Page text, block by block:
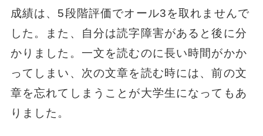
成績は、5段階評価でオール3を取れませんで
した。また、自分は読字障害があると後に分
かりました。一文を読むのに長い時間がかか
ってしまい、次の文章を読む時には、前の文
章を忘れてしまうことが大学生になってもあ
りました。